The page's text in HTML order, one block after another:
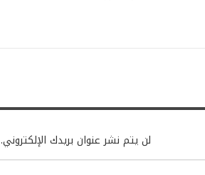
لن يتم نشر عنوان بريدك الإلكتروني.